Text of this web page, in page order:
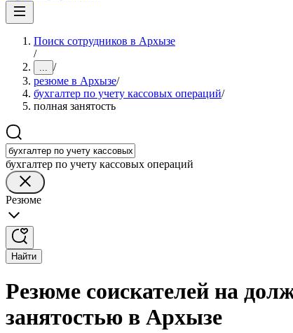
Поиск сотрудников в Архызе
/
... /
резюме в Архызе/
бухгалтер по учету кассовых операций/
полная занятость
бухгалтер по учету кассовых операций
Резюме
Найти
Резюме соискателей на
занятостью в Архызе